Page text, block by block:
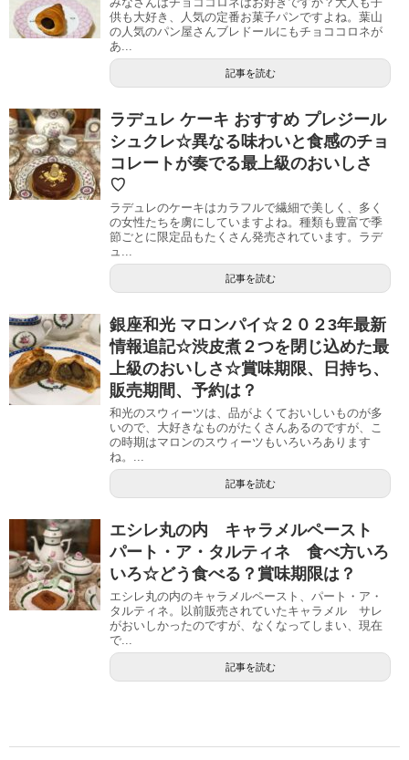
供も大好き、人気の定番お菓子パンですよね。葉山
の人気のパン屋さんブレドールにもチョココロネが
あ...
記事を読む
ラデュレ ケーキ おすすめ プレジール
シュクレ☆異なる味わいと食感のチョ
コレートが奏でる最上級のおいしさ
♡
ラデュレのケーキはカラフルで繊細で美しく、多く
の女性たちを虜にしていますよね。種類も豊富で季
節ごとに限定品もたくさん発売されています。ラデ
ュ...
記事を読む
銀座和光 マロンパイ☆２０２3年最新
情報追記☆渋皮煮２つを閉じ込めた最
上級のおいしさ☆賞味期限、日持ち、
販売期間、予約は？
和光のスウィーツは、品がよくておいしいものが多
いので、大好きなものがたくさんあるのですが、こ
の時期はマロンのスウィーツもいろいろあります
ね。...
記事を読む
エシレ丸の内 キャラメルペースト
パート・ア・タルティネ 食べ方いろ
いろ☆どう食べる？賞味期限は？
エシレ丸の内のキャラメルペースト、パート・ア・
タルティネ。以前販売されていたキャラメル サレ
がおいしかったのですが、なくなってしまい、現在
で...
記事を読む